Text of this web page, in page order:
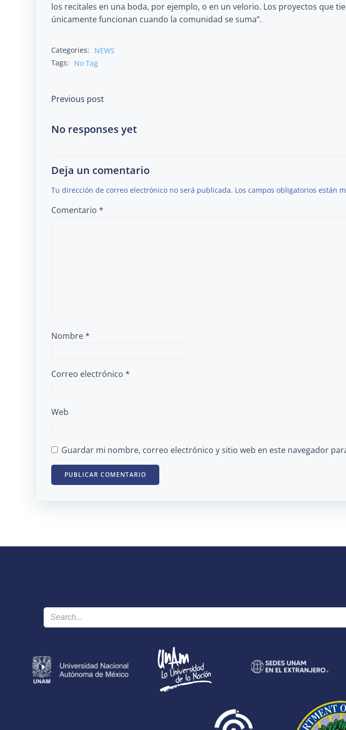
los recitales en una boda, por ejemplo, o en un velorio. Los proyectos que
únicamente funcionan cuando la comunidad se suma”.
Categories:
NEWS
Tags:
No Tag
Post
navigation
Previous post
No responses yet
Deja un comentario
Tu dirección de correo electrónico no será publicada. Los campos obligatorios están
Comentario *
Nombre*
Correo electrónico *
Web
Guardar mi nombre, correo electrónico y sitio web en este navegador